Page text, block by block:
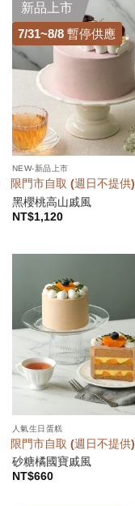
新品上市
7/31~8/8 暫停供應
NEW-新品上市
限門市自取 (週日不提供)
黑櫻桃高山戚風
NT$1,120
人氣生日蛋糕
限門市自取 (週日不提供)
砂糖橘國寶戚風
NT$660